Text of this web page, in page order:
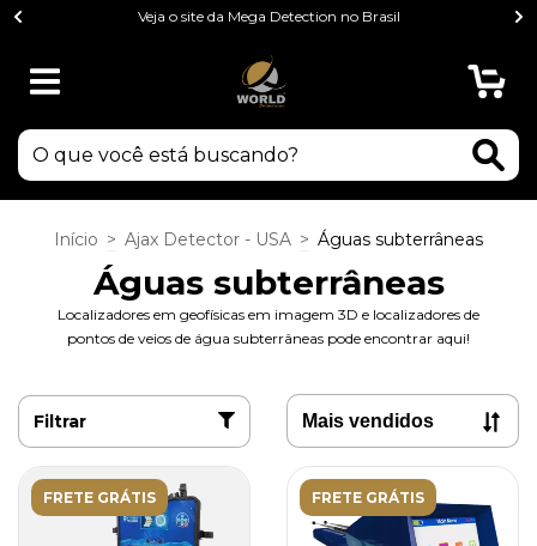
Veja o site da Mega Detection no Brasil
Início > Ajax Detector - USA > Águas subterrâneas
Águas subterrâneas
Localizadores em geofísicas em imagem 3D e localizadores de
pontos de veios de água subterrâneas pode encontrar aqui!
Filtrar
FRETE GRÁTIS FRETE GRÁTIS